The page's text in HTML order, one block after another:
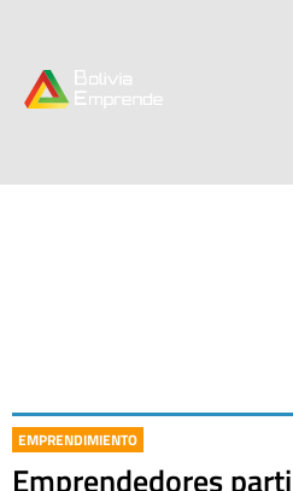
EMPRENDIMIENTO
Emprendedores